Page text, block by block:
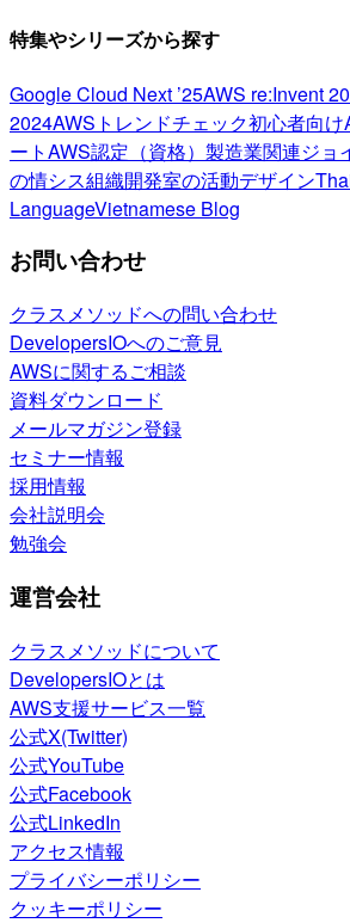
特集やシリーズから探す
Google Cloud Next ’25AWS re:Invent
2024AWSトレンドチェック初心者向け
ートAWS認定（資格） 製造業関連ジョ
の情シス組織開発室の活動デザイン
LanguageVietnamese Blog
お問い合わせ
クラスメソッドへの問い合わせ
DevelopersIOへのご意見
AWSに関するご相談
資料ダウンロード
メールマガジン登録
セミナー情報
採用情報
会社説明会
勉強会
運営会社
クラスメソッドについて
DevelopersIOとは
AWS支援サービス一覧
公式X(Twitter)
公式YouTube
公式Facebook
公式LinkedIn
アクセス情報
プライバシーポリシー
クッキーポリシー